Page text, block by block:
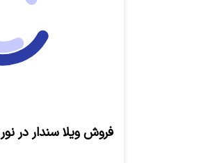
فروش ویلا سندار در نور